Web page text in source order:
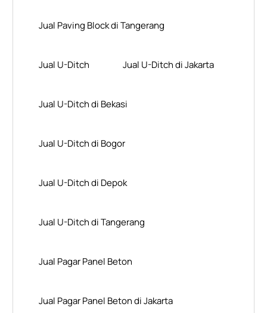
Jual Paving Block di Tangerang
Jual U-Ditch Jual U-Ditch di Jakarta
Jual U-Ditch di Bekasi
Jual U-Ditch di Bogor
Jual U-Ditch di Depok
Jual U-Ditch di Tangerang
Jual Pagar Panel Beton
Jual Pagar Panel Beton di Jakarta